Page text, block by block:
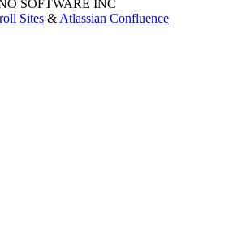
SOFTWARE INC
Sites & Atlassian Confluence